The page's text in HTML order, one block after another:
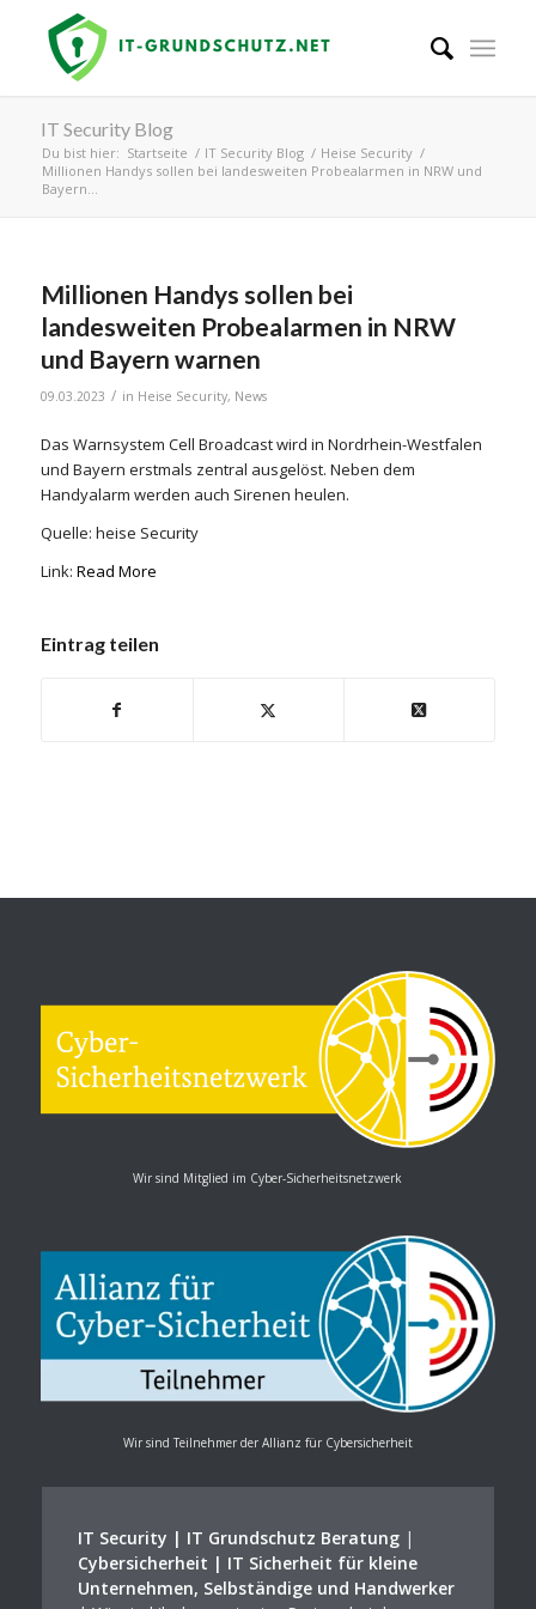
IT Security Blog
Du bist hier: Startseite / IT Security Blog / Heise Security /
Millionen Handys sollen bei landesweiten Probealarmen in NRW und
Bayern...
Millionen Handys sollen bei
landesweiten Probealarmen in NRW
und Bayern warnen
09.03.2023 / in Heise Security, News
Das Warnsystem Cell Broadcast wird in Nordrhein-Westfalen
und Bayern erstmals zentral ausgelöst. Neben dem
Handyalarm werden auch Sirenen heulen.
Quelle: heise Security
Link: Read More
Eintrag teilen
Wir sind Mitglied im Cyber-Sicherheitsnetzwerk
Wir sind Teilnehmer der Allianz für Cybersicherheit
IT Security | IT Grundschutz Beratung|
Cybersicherheit | IT Sicherheit für kleine
Unternehmen, Selbständige und Handwerker